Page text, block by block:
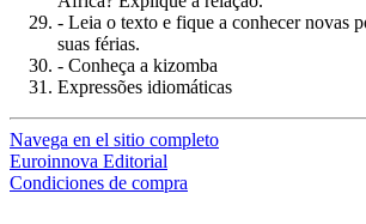
- Leia o texto e fique a conhecer novas
suas férias.
- Conheça a kizomba
Expressões idiomáticas
Navega en el sitio completo
Euroinnova Editorial
Condiciones de compra